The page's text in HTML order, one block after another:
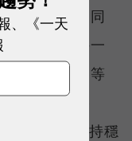
者可否在不同
，都能維持一
晚會、球賽等
觀看串流影
態，確保維持穩
、《一天